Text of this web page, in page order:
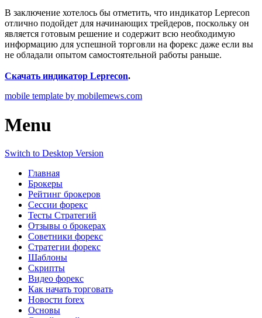
В заключение хотелось бы отметить, что индикатор Leprecon
отлично подойдет для начинающих трейдеров, поскольку он
является готовым решение и содержит всю необходимую
информацию для успешной торговли на форекс даже если вы
не обладали опытом самостоятельной работы раньше.
Скачать индикатор Leprecon.
mobile template by mobilemews.com
Menu
Switch to Desktop Version
Главная
Брокеры
Рейтинг брокеров
Сессии форекс
Тесты Стратегий
Отзывы о брокерах
Советники форекс
Стратегии форекс
Шаблоны
Скрипты
Видео форекс
Как начать торговать
Новости forex
Основы